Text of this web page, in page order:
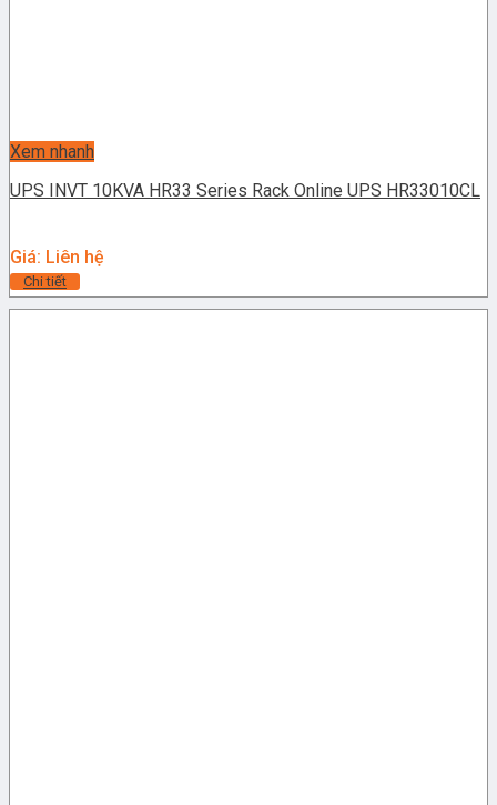
Xem nhanh
UPS INVT 10KVA HR33 Series Rack Online UPS HR33010CL
Giá: Liên hệ
Chi tiết